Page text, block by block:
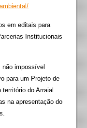
em editais para
Institucionais
impossível
para um Projeto de
do Arraial
na apresentação do